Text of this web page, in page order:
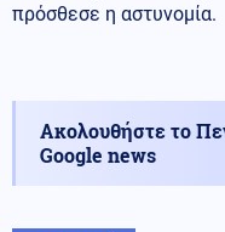
πρόσθεσε η αστυνομία.
Ακολουθήστε το
Google news